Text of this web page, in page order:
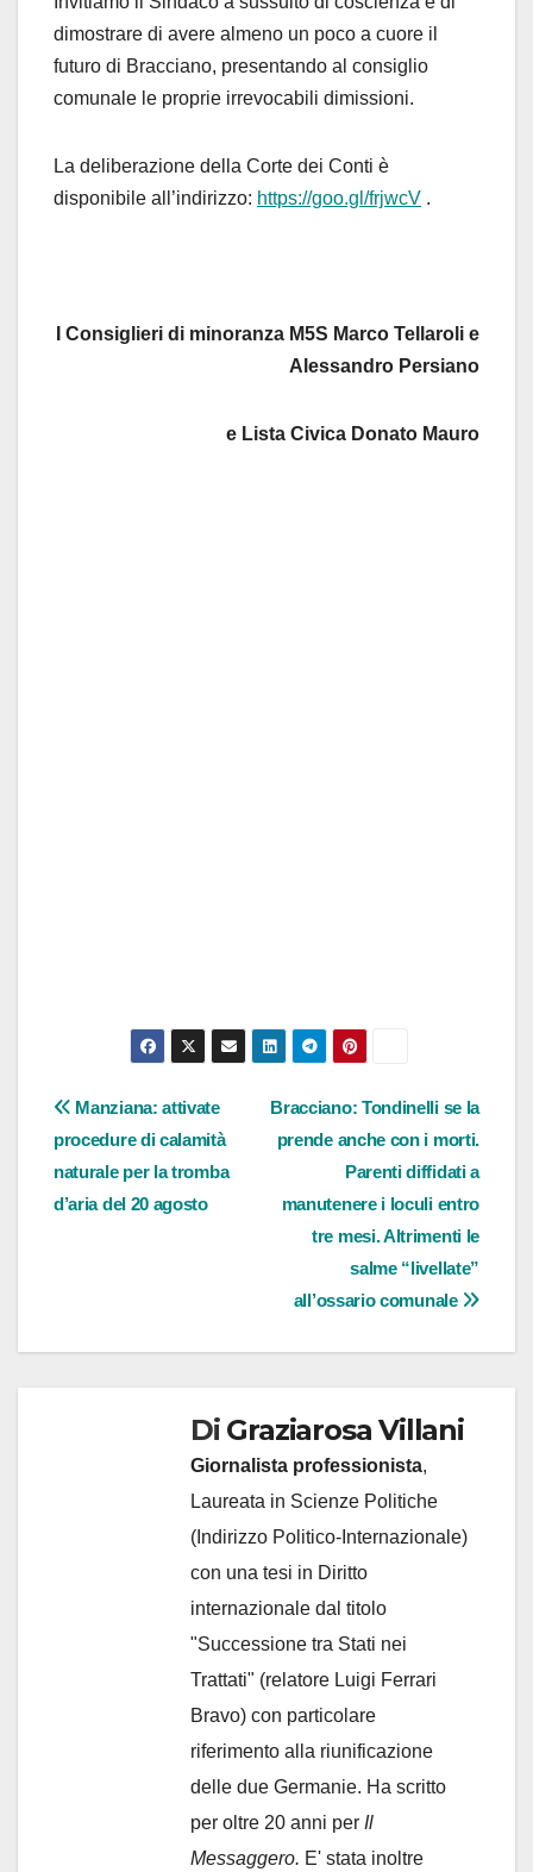
dimostrare di avere almeno un poco a cuore il
futuro di Bracciano, presentando al consiglio
comunale le proprie irrevocabili dimissioni.
La deliberazione della Corte dei Conti è
disponibile all’indirizzo: https://goo.gl/frjwcV .
I Consiglieri di minoranza M5S Marco Tellaroli e
Alessandro Persiano
e Lista Civica Donato Mauro
Navigazione
articoli
Bracciano: Tondinelli se la
prende anche con i morti.
Parenti diffidati a
manutenere i loculi entro
tre mesi. Altrimenti le
salme “livellate”
all’ossario comunale
Manziana: attivate
procedure di calamità
naturale per la tromba
d’aria del 20 agosto
Di Graziarosa Villani
Giornalista professionista,
Laureata in Scienze Politiche
(Indirizzo Politico-Internazionale)
con una tesi in Diritto
internazionale dal titolo
"Successione tra Stati nei
Trattati" (relatore Luigi Ferrari
Bravo) con particolare
riferimento alla riunificazione
delle due Germanie. Ha scritto
per oltre 20 anni per Il
Messaggero. E' stata inoltre